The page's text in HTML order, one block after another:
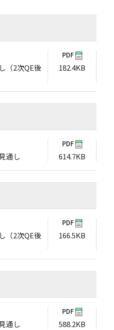
（2次QE後
PDF
182.4KB
通し
PDF
614.7KB
（2次QE後
PDF
166.5KB
通し
PDF
588.2KB